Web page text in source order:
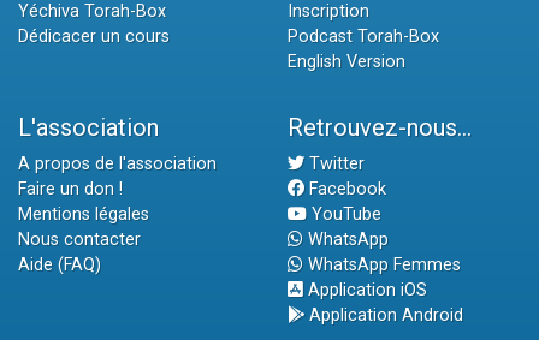
Yéchiva Torah-Box
Dédicacer un cours
Inscription
Podcast Torah-Box
English Version
L'association
A propos de l'association
Faire un don !
Mentions légales
Nous contacter
Aide (FAQ)
Retrouvez-nous...
Twitter
Facebook
YouTube
WhatsApp
WhatsApp Femmes
Application iOS
Application Android